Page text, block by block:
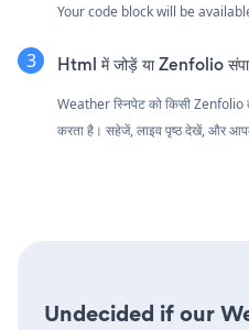
Your code block will be
Html में जोड़ें या Zenfolio
Weather स्निपेट को किसी Zenfolio
करता है। सहेजें, लाइव पृष्ठ देखें, और
Undecided if our